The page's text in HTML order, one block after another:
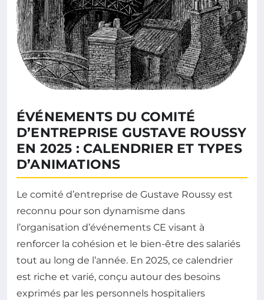
ÉVÉNEMENTS DU COMITÉ
D’ENTREPRISE GUSTAVE ROUSSY
EN 2025 : CALENDRIER ET TYPES
D’ANIMATIONS
Le comité d’entreprise de Gustave Roussy est
reconnu pour son dynamisme dans
l’organisation d’événements CE visant à
renforcer la cohésion et le bien-être des salariés
tout au long de l’année. En 2025, ce calendrier
est riche et varié, conçu autour des besoins
exprimés par les personnels hospitaliers